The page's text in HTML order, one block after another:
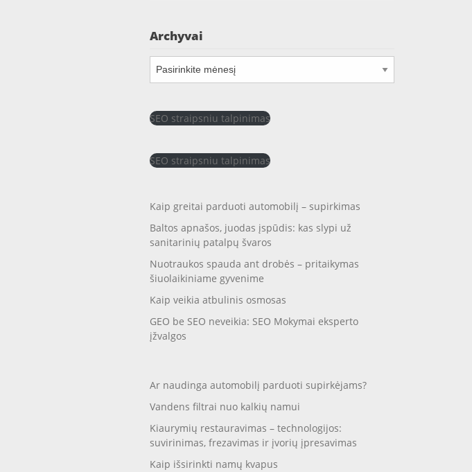
Archyvai
Archyvai
SEO straipsniu talpinimas
SEO straipsniu talpinimas
Kaip greitai parduoti automobilį – supirkimas
Baltos apnašos, juodas įspūdis: kas slypi už
sanitarinių patalpų švaros
Nuotraukos spauda ant drobės – pritaikymas
šiuolaikiniame gyvenime
Kaip veikia atbulinis osmosas
GEO be SEO neveikia: SEO Mokymai eksperto
įžvalgos
Ar naudinga automobilį parduoti supirkėjams?
Vandens filtrai nuo kalkių namui
Kiaurymių restauravimas – technologijos:
suvirinimas, frezavimas ir įvorių įpresavimas
Kaip išsirinkti namų kvapus